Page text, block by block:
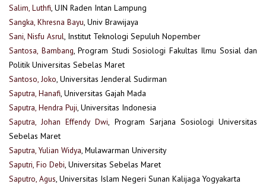
Salim, Luthfi, UIN Raden Intan Lampung
Sangka, Khresna Bayu, Univ Brawijaya
Sani, Nisfu Asrul, Institut Teknologi Sepuluh Nopember
Santosa, Bambang, Program Studi Sosiologi Fakultas Ilmu Sosial dan
Politik Universitas Sebelas Maret
Santoso, Joko, Universitas Jenderal Sudirman
Saputra, Hanafi, Universitas Gajah Mada
Saputra, Hendra Puji, Universitas Indonesia
Saputra, Johan Effendy Dwi, Program Sarjana Sosiologi Universitas
Sebelas Maret
Saputra, Yulian Widya, Mulawarman University
Saputri, Fio Debi, Universitas Sebelas Maret
Saputro, Agus, Universitas Islam Negeri Sunan Kalijaga Yogyakarta